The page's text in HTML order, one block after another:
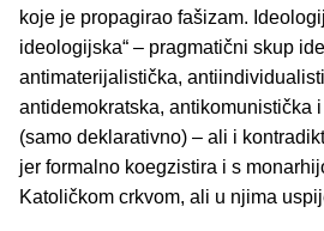
koje je propagirao fašizam.
ideologijska“ – pragmatični skup
antimaterijalistička,
antidemokratska, antikomunistička
(samo deklarativno) – ali i
jer formalno koegzistira i s
Katoličkom crkvom, ali u njima